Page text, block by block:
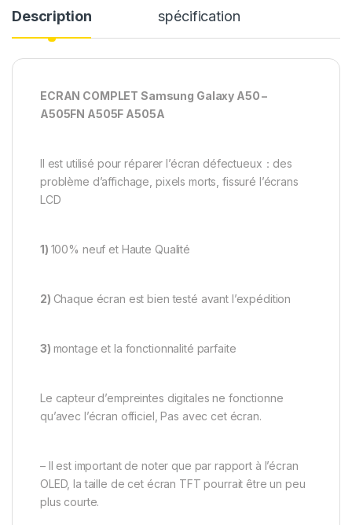
Description spécification
ECRAN COMPLET Samsung Galaxy A50 –
A505FN A505F A505A
Il est utilisé pour réparer l’écran défectueux：des
problème d’affichage, pixels morts, fissuré l’écrans
LCD
1) 100% neuf et Haute Qualité
2) Chaque écran est bien testé avant l’expédition
3) montage et la fonctionnalité parfaite
Le capteur d’empreintes digitales ne fonctionne
qu’avec l’écran officiel, Pas avec cet écran.
– Il est important de noter que par rapport à l’écran
OLED, la taille de cet écran TFT pourrait être un peu
plus courte.